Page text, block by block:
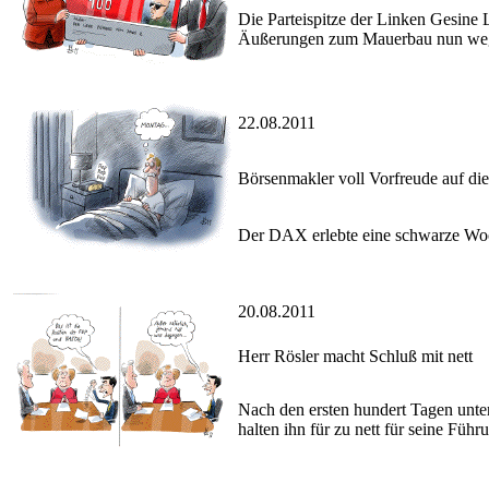
Die Parteispitze der Linken Gesine
Äußerungen zum Mauerbau nun
22.08.2011
Börsenmakler voll Vorfreude auf
Der DAX erlebte eine schwarze
20.08.2011
Herr Rösler macht Schluß mit nett
Nach den ersten hundert Tagen
halten ihn für zu nett für seine